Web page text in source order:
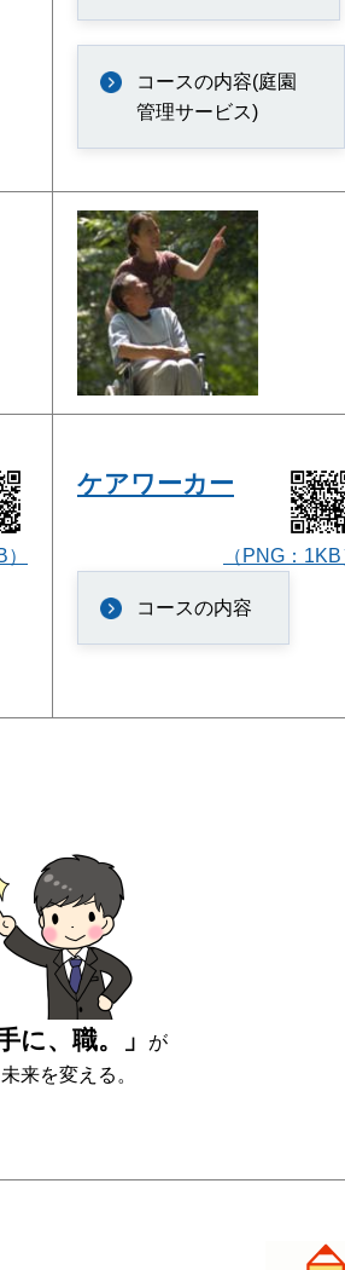
コースの内容(庭園
管理サービス)
ケアワーカー
（PNG：
コースの内容
に、職。」
が
未来を変える。